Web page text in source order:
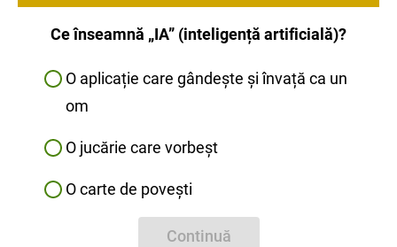
Ce înseamnă „IA” (inteligență artificială)?
O aplicație care gândește și învață ca un
om
O jucărie care vorbeșt
O carte de povești
Continuă